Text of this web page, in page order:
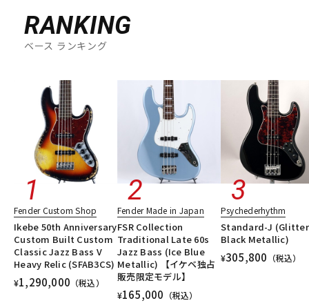
DTM オンライン納品
配信/ライブ機器 楽器アクセサリ
中古 ヴィンテージ
RANKING
ベース ランキング
Fender Custom Shop
Ikebe 50th Anniversary
Custom Built Custom
Classic Jazz Bass V
Heavy Relic (SFAB3CS)
¥1,290,000 （税込）
Fender Made in Japan
FSR Collection
Traditional Late 60s
Jazz Bass (Ice Blue
Metallic) 【イケベ独占
販売限定モデル】
¥165,000 （税込）
Psychederhythm
Standard-J (Glitter
Black Metallic)
¥305,800 （税込）